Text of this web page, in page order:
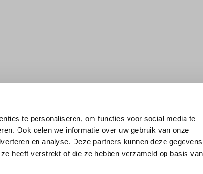
te personaliseren, om functies voor social media te
Ook delen we informatie over uw gebruik van onze
en analyse. Deze partners kunnen deze gegevens
heeft verstrekt of die ze hebben verzameld op basis van